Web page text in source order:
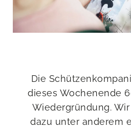
Die
dieses Wochenende
Wiedergründung.
dazu unter anderem